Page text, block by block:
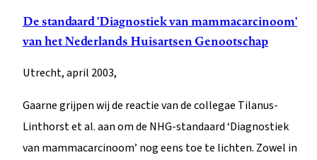
De standaard 'Diagnostiek van mammacarcinoom'
van het Nederlands Huisartsen Genootschap
Utrecht, april 2003,
Gaarne grijpen wij de reactie van de collegae Tilanus-
Linthorst et al. aan om de NHG-standaard ‘Diagnostiek
van mammacarcinoom’ nog eens toe te lichten. Zowel in